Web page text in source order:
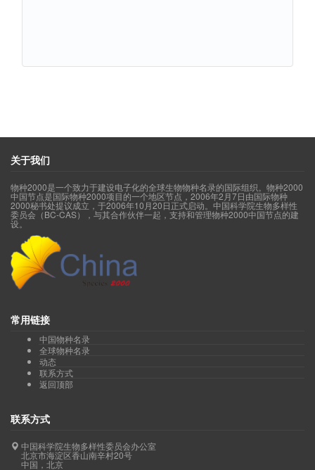
关于我们
物种2000是一个致力于建设电子化的全球生物物种名录的国际组织。物种2000
中国节点是国际物种2000项目的一个地区节点，2006年2月7日由国际物种
2000秘书处提议成立，于2006年10月20日正式启动。中国科学院生物多样性
委员会（BC-CAS），与其合作伙伴一起，支持和管理物种2000中国节点的建
设。
常用链接
中国物种名录
全球物种名录
动态
联系方式
返回顶部
联系方式
中国科学院生物多样性委员会办公室
北京市海淀区香山南辛村20号
中国，北京